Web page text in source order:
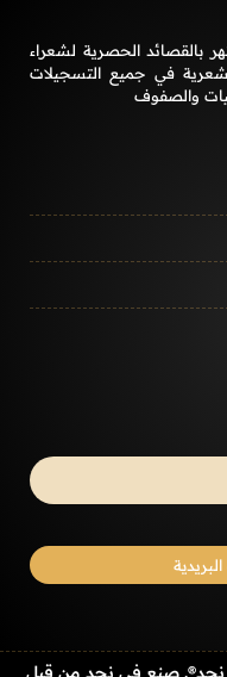
بالقصائد الحصرية لشعراء
في جميع التسجيلات
والصفوف
محفوظة© 2006. صدى نجد®. صنع في نجد من قبل